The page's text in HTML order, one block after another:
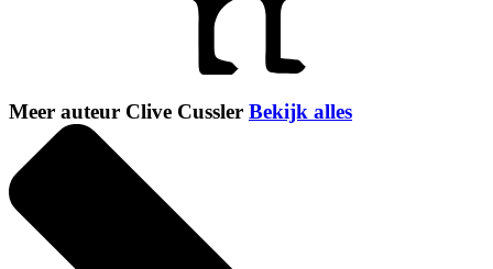
Meer auteur Clive Cussler Bekijk alles